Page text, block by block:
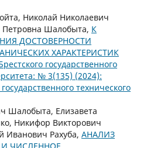
Николай Николаевич
Шалобыта, К
ДОСТОВЕРНОСТИ
ХАРАКТЕРИСТИК
государственного
№ 3(135) (2024):
технического
Шалобыта, Елизавета
Никифор Викторович
Иванович Рахуба, АНАЛИЗ
ЧИСЛЕННОЕ